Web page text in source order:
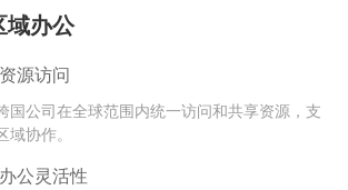
域办公
源访问
国公司在全球范围内统一访问和共享资源，支
域协作。
公灵活性